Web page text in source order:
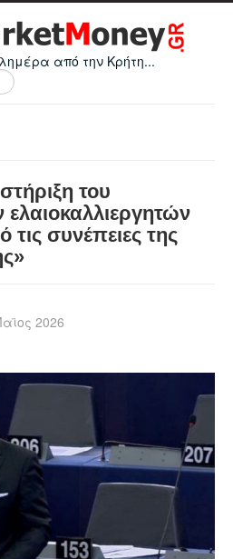
από την Κρήτη...
του
συνέπειες της
2026